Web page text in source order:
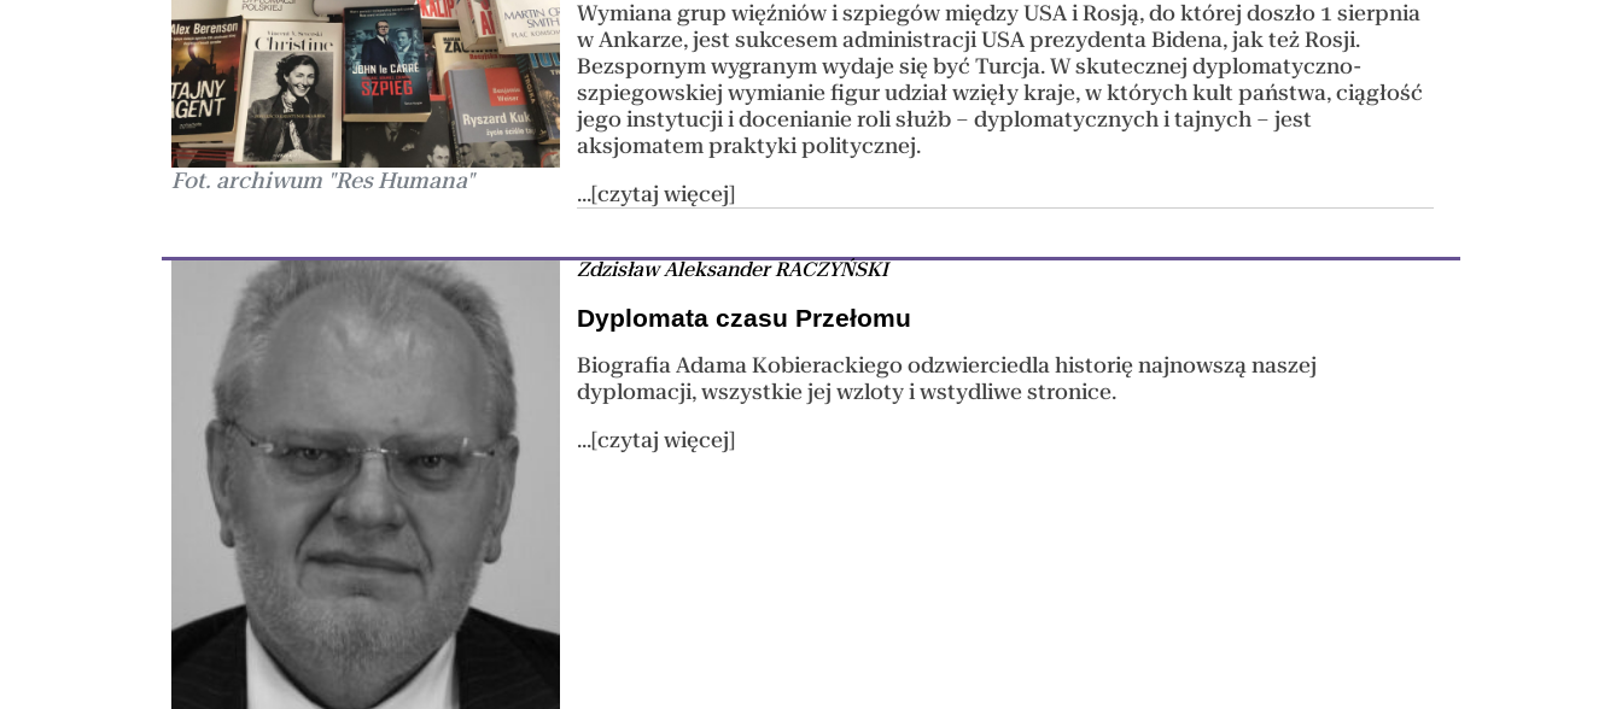
Fot. archiwum "Res Humana"
Wymiana grup więźniów i szpiegów między USA i Rosją, do której doszło 1 sierpnia
w Ankarze, jest sukcesem administracji USA prezydenta Bidena, jak też Rosji.
Bezspornym wygranym wydaje się być Turcja. W skutecznej dyplomatyczno-
szpiegowskiej wymianie figur udział wzięły kraje, w których kult państwa, ciągłość
jego instytucji i docenianie roli służb – dyplomatycznych i tajnych – jest
aksjomatem praktyki politycznej.
...[czytaj więcej]
Zdzisław Aleksander RACZYŃSKI
Dyplomata czasu Przełomu
Biografia Adama Kobierackiego odzwierciedla historię najnowszą naszej
dyplomacji, wszystkie jej wzloty i wstydliwe stronice.
...[czytaj więcej]